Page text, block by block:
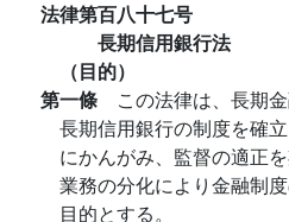
法律第百八十七号
長期信用銀行法
（目的）
第一條 この法律は、長期
長期信用銀行の制度を確
にかんがみ、監督の適正
業務の分化により金融制
目的とする。